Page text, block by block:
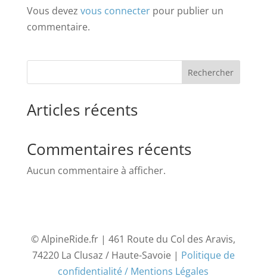
Vous devez vous connecterpour publier un
commentaire.
Rechercher
Articles récents
Commentaires récents
Aucun commentaire à afficher.
© AlpineRide.fr | 461 Route du Col des Aravis,
74220 La Clusaz / Haute-Savoie | Politique de
confidentialité / Mentions Légales